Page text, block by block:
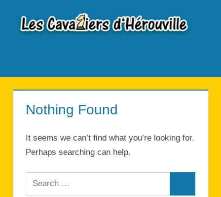
content
Les
d'Hérouville
Nothing Found
It seems we can’t find what you’re looking for.
Perhaps searching can help.
Search
for: